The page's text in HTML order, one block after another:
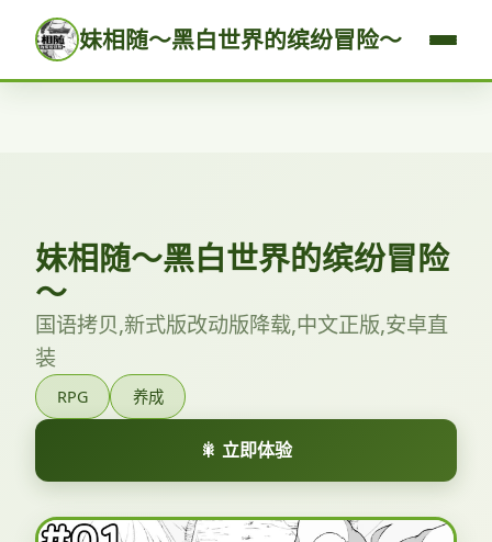
妹相随～黑白世界的缤纷冒险～
妹相随～黑白世界的缤纷冒险
～
国语拷贝,新式版改动版降载,中文正版,安卓直
装
RPG 养成
🎇 立即体验